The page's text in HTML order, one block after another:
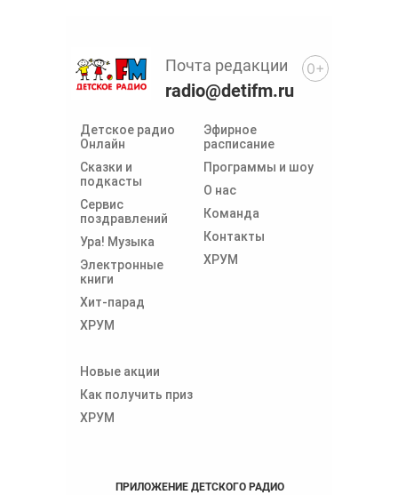
Детское радио
Онлайн
Сказки и
подкасты
Сервис
поздравлений
Ура! Музыка
Электронные
книги
Хит-парад
ХРУМ
Эфирное
расписание
Программы и шоу
О нас
Команда
Контакты
ХРУМ
Новые акции
Как получить приз
ХРУМ
Почта редакции
radio@detifm.ru
ПРИЛОЖЕНИЕ ДЕТСКОГО РАДИО
0+